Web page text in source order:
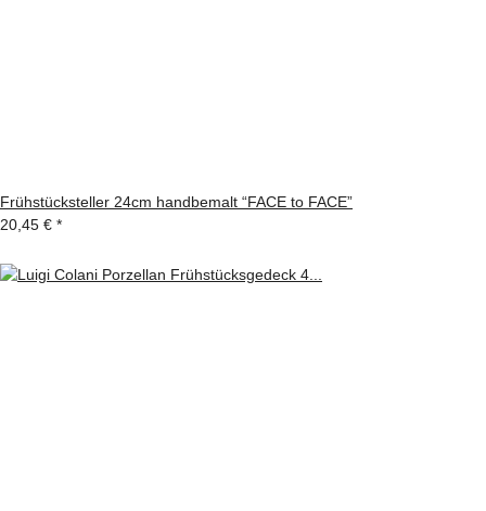
Frühstücksteller 24cm handbemalt “FACE to FACE”
20,45 € *